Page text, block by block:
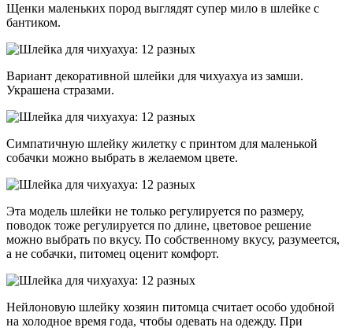
Щенки маленьких пород выглядят супер мило в шлейке с
бантиком.
Вариант декоративной шлейки для чихуахуа из замши.
Украшена стразами.
Симпатичную шлейку жилетку с принтом для маленькой
собачки можно выбрать в желаемом цвете.
Эта модель шлейки не только регулируется по размеру,
поводок тоже регулируется по длине, цветовое решение
можно выбрать по вкусу. По собственному вкусу, разумеется,
а не собачки, питомец оценит комфорт.
Нейлоновую шлейку хозяин питомца считает особо удобной
на холодное время года, чтобы одевать на одежду. При